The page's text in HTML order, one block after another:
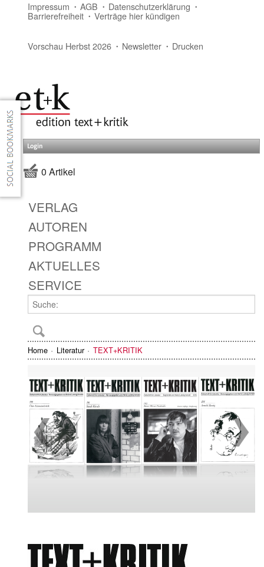
Impressum AGB Datenschutzerklärung
Barrierefreiheit Verträge hier kündigen
Vorschau Herbst 2026 Newsletter Drucken
Login
0 Artikel
VERLAG
AUTOREN
PROGRAMM
AKTUELLES
SERVICE
Home Literatur TEXT+KRITIK